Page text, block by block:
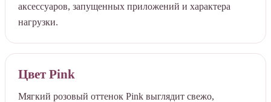
аксессуаров, запущенных приложений и характера
нагрузки.
Цвет Pink
Мягкий розовый оттенок Pink выглядит свежо,